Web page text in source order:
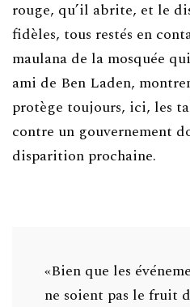
rouge, qu’il abrite, et le
fidèles, tous restés en
maulana de la mosquée
ami de Ben Laden,
protège toujours, ici, les
contre un gouvernement
disparition prochaine.
«Bien que les
ne soient pas le fruit